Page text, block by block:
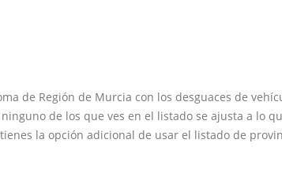
de Región de Murcia con los desguaces de
de los que ves en el listado se ajusta a lo
la opción adicional de usar el listado de